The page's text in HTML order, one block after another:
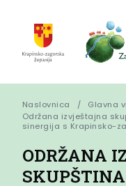
Naslovnica
Glavna
Održana izvještajna
sinergija s Krapinsko-
ODRŽANA
SKUPŠTINA